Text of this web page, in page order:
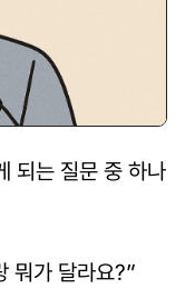
되는 질문 중 하나
뭐가 달라요?”